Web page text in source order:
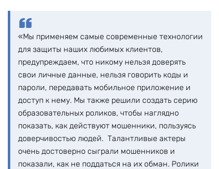
«Мы применяем самые современные технологии
для защиты наших любимых клиентов,
предупреждаем, что никому нельзя доверять
свои личные данные, нельзя говорить коды и
пароли, передавать мобильное приложение и
доступ к нему. Мы также решили создать серию
образовательных роликов, чтобы наглядно
показать, как действуют мошенники, пользуясь
доверчивостью людей. Талантливые актеры
очень достоверно сыграли мошенников и
показали, как не поддаться на их обман. Ролики